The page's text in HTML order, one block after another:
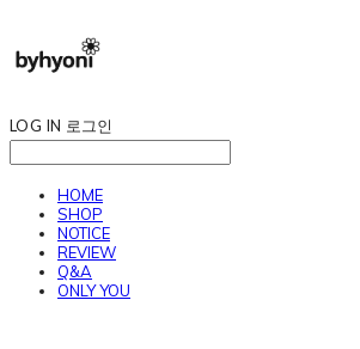
LOG IN 로그인
HOME
SHOP
NOTICE
REVIEW
Q&A
ONLY YOU